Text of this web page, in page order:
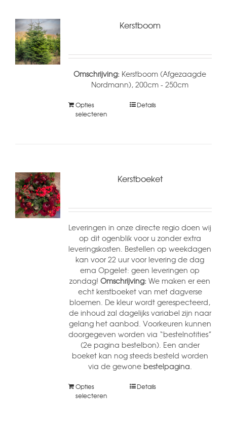
Kerstboom
Omschrijving: Kerstboom (Afgezaagde
Nordmann), 200cm - 250cm
Opties
selecteren
Details
Kerstboeket
Leveringen in onze directe regio doen wij
op dit ogenblik voor u zonder extra
leveringskosten. Bestellen op weekdagen
kan voor 22 uur voor levering de dag
erna Opgelet: geen leveringen op
zondag!Omschrijving: We maken er een
echt kerstboeket van met dagverse
bloemen. De kleur wordt gerespecteerd,
de inhoud zal dagelijks variabel zijn naar
gelang het aanbod. Voorkeuren kunnen
doorgegeven worden via “bestelnotities”
(2e pagina bestelbon). Een ander
boeket kan nog steeds besteld worden
via de gewone bestelpagina.
Opties
selecteren
Details